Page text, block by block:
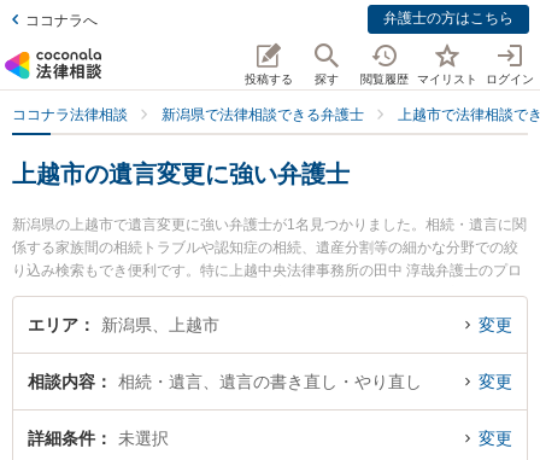
ココナラへ 弁護士の方はこちら
投稿する 探す 閲覧履歴 マイリスト ログイン
ココナラ法律相談 新潟県で法律相談できる弁護士 上越市で法律相談で
上越市の遺言変更に強い弁護士
新潟県の上越市で遺言変更に強い弁護士が1名見つかりました。相続・遺言に関
係する家族間の相続トラブルや認知症の相続、遺産分割等の細かな分野での絞
り込み検索もでき便利です。特に上越中央法律事務所の田中 淳哉弁護士のプロ
フィール情報や弁護士費用、強みなどが注目されています。『上越市で土日や
夜間に発生した遺言変更のトラブルを今すぐに弁護士に相談したい』『遺言変
の相談者さんにおすすめです。
エリア 新潟県、上越市 変更
相談内容 相続・遺言、遺言の書き直し・やり直し 変更
詳細条件 未選択 変更